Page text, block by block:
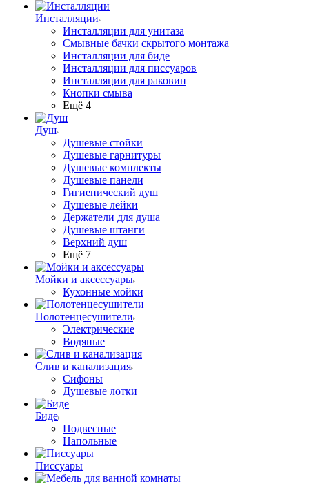
Инсталляции
Инсталляции для унитаза
Смывные бачки скрытого монтажа
Инсталляции для биде
Инсталляции для писсуаров
Инсталляции для раковин
Кнопки смыва
Ещё 4
Душ
Душевые стойки
Душевые гарнитуры
Душевые комплекты
Душевые панели
Гигиенический душ
Душевые лейки
Держатели для душа
Душевые штанги
Верхний душ
Ещё 7
Мойки и аксессуары
Кухонные мойки
Полотенцесушители
Электрические
Водяные
Слив и канализация
Сифоны
Душевые лотки
Биде
Подвесные
Напольные
Писсуары